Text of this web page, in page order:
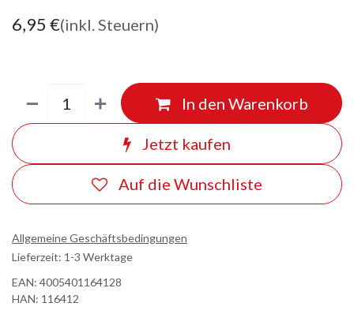
6,95 €(inkl. Steuern)
In den Warenkorb
Jetzt kaufen
Auf die Wunschliste
Allgemeine Geschäftsbedingungen
Lieferzeit: 1-3 Werktage
EAN: 4005401164128
HAN: 116412